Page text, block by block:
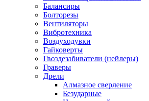
Балансиры
Болторезы
Вентиляторы
Вибротехника
Воздуходувки
Гайковерты
Гвоздезабиватели (нейлеры)
Граверы
Дрели
Алмазное сверление
Безударные